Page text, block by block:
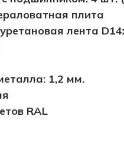
плита
лента
1,2 мм.
RAL